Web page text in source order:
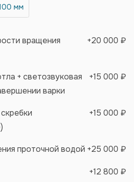
мм
вращения
+20 000 ₽
+ светозвуковая
варки
+15 000 ₽
+15 000 ₽
проточной водой +25 000 ₽
+12 800 ₽